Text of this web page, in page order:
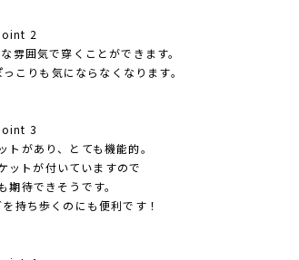
2
雰囲気で穿くことができます。
こりも気にならなくなります。
3
があり、とても機能的。
ットが付いていますので
期待できそうです。
持ち歩くのにも便利です！